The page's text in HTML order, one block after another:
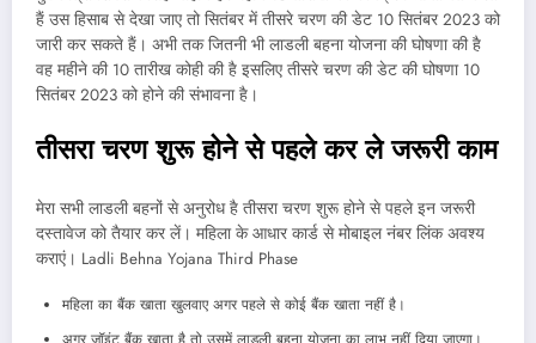
हैं उस हिसाब से देखा जाए तो सितंबर में तीसरे चरण की डेट 10 सितंबर 2023 को
जारी कर सकते हैं। अभी तक जितनी भी लाडली बहना योजना की घोषणा की है
वह महीने की 10 तारीख कोही की है इसलिए तीसरे चरण की डेट की घोषणा 10
सितंबर 2023 को होने की संभावना है।
तीसरा चरण शुरू होने से पहले कर ले जरूरी काम
मेरा सभी लाडली बहनों से अनुरोध है तीसरा चरण शुरू होने से पहले इन जरूरी
दस्तावेज को तैयार कर लें। महिला के आधार कार्ड से मोबाइल नंबर लिंक अवश्य
कराएं। Ladli Behna Yojana Third Phase
महिला का बैंक खाता खुलवाए अगर पहले से कोई बैंक खाता नहीं है।